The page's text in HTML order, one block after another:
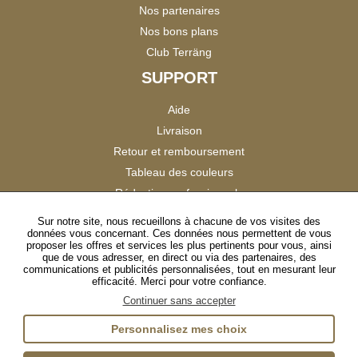
Nos partenaires
Nos bons plans
Club Terräng
SUPPORT
Aide
Livraison
Retour et remboursement
Tableau des couleurs
Réduction professionnels
Satisfaction Clients
SUIVEZ-NOUS
InstagramTikTokFacebookYouTubeLinkedIn
Sur notre site, nous recueillons à chacune de vos visites des
données vous concernant. Ces données nous permettent de vous
proposer les offres et services les plus pertinents pour vous, ainsi
que de vous adresser, en direct ou via des partenaires, des
communications et publicités personnalisées, tout en mesurant leur
efficacité. Merci pour votre confiance.
Continuer sans accepter
Personnalisez mes choix